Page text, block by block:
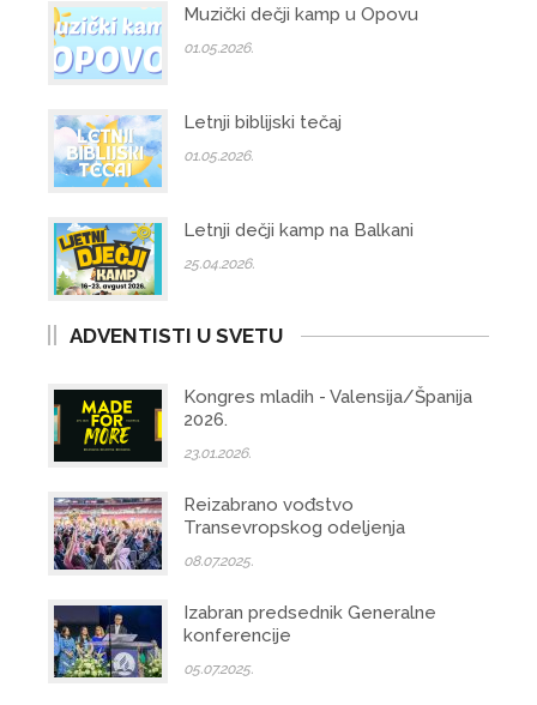
Muzički dečji kamp u Opovu
01.05.2026.
Letnji biblijski tečaj
01.05.2026.
Letnji dečji kamp na Balkani
25.04.2026.
ADVENTISTI U SVETU
Kongres mladih - Valensija/Španija
2026.
23.01.2026.
Reizabrano vođstvo
Transevropskog odeljenja
08.07.2025.
Izabran predsednik Generalne
konferencije
05.07.2025.